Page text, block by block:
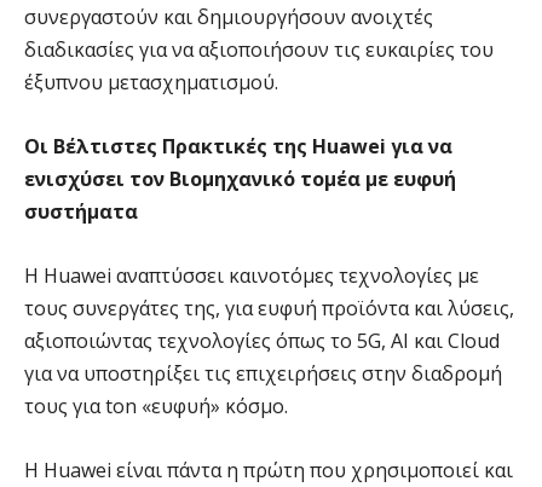
συνεργαστούν και δημιουργήσουν ανοιχτές
διαδικασίες για να αξιοποιήσουν τις ευκαιρίες του
έξυπνου μετασχηματισμού.
Οι Βέλτιστες Πρακτικές της Huawei για να
ενισχύσει τον Βιομηχανικό τομέα με ευφυή
συστήματα
Η Huawei αναπτύσσει καινοτόμες τεχνολογίες με
τους συνεργάτες της, για ευφυή προϊόντα και λύσεις,
αξιοποιώντας τεχνολογίες όπως το 5G, AI και Cloud
για να υποστηρίξει τις επιχειρήσεις στην διαδρομή
τους για ton «ευφυή» κόσμο.
Η Huawei είναι πάντα η πρώτη που χρησιμοποιεί και